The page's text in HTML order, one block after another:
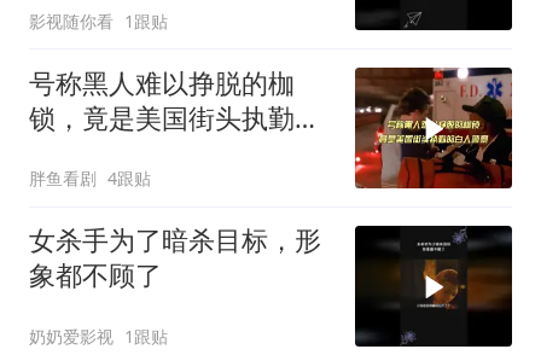
影视随你看 1跟贴
号称黑人难以挣脱的枷
锁，竟是美国街头执勤的
胖鱼看剧 4跟贴
女杀手为了暗杀目标，形
象都不顾了
奶奶爱影视 1跟贴